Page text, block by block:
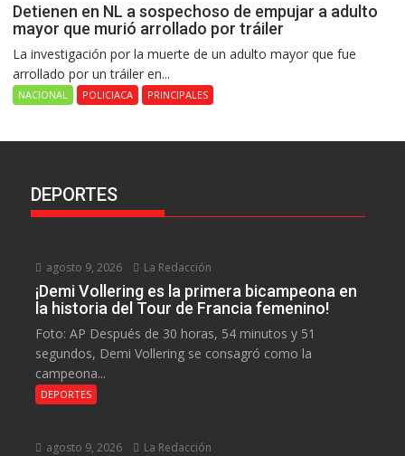
Detienen en NL a sospechoso de empujar a adulto
mayor que murió arrollado por tráiler
La investigación por la muerte de un adulto mayor que fue
arrollado por un tráiler en...
NACIONAL POLICIACA PRINCIPALES
DEPORTES
agosto 9, 2026 La Redacción
¡Demi Vollering es la primera bicampeona en
la historia del Tour de Francia femenino!
Foto: AP Después de 30 horas, 54 minutos y 51
segundos, Demi Vollering se consagró como la
campeona...
DEPORTES
agosto 9, 2026 La Redacción